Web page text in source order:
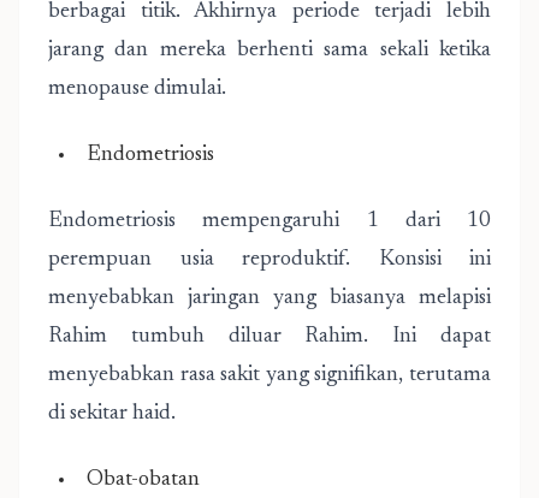
berbagai titik. Akhirnya periode terjadi lebih
jarang dan mereka berhenti sama sekali ketika
menopause dimulai.
Endometriosis
Endometriosis mempengaruhi 1 dari 10
perempuan usia reproduktif. Konsisi ini
menyebabkan jaringan yang biasanya melapisi
Rahim tumbuh diluar Rahim. Ini dapat
menyebabkan rasa sakit yang signifikan, terutama
di sekitar haid.
Obat-obatan